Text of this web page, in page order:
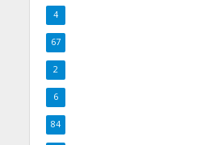
4
67
2
6
84